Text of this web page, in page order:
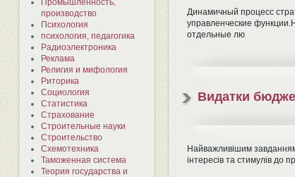
Промышленность,
производство
Психология
психология, педагогика
Радиоэлектроника
Реклама
Религия и мифология
Риторика
Социология
Статистика
Страхование
Строительные науки
Строительство
Схемотехника
Таможенная система
Теория государства и
Динамичный процесс
управленческие
отдельные лю
Видатки
Найважливішим завданням
інтересів та стимулів до